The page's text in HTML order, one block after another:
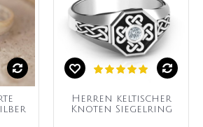
Herren keltischer
Knoten Siegelring